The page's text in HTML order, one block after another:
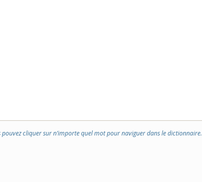
pouvez cliquer sur n’importe quel mot pour naviguer dans le dictionnaire.